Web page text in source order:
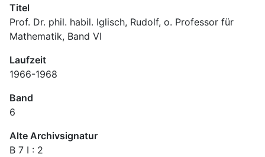
Titel
Prof. Dr. phil. habil. Iglisch, Rudolf, o. Professor für
Mathematik, Band VI
Laufzeit
1966-1968
Band
6
Alte Archivsignatur
B 7 I : 2